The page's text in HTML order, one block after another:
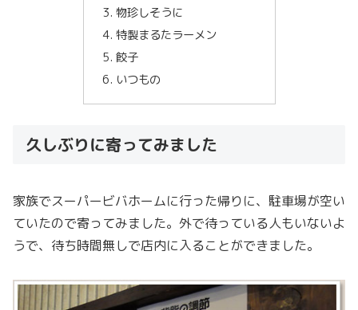
物珍しそうに
特製まるたラーメン
餃子
いつもの
久しぶりに寄ってみました
家族でスーパービバホームに行った帰りに、駐車場が空い
ていたので寄ってみました。外で待っている人もいないよ
うで、待ち時間無しで店内に入ることができました。